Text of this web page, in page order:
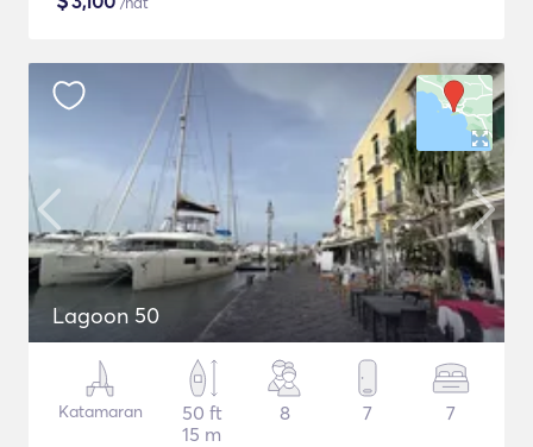
Lagoon 50
Katamaran
50 ft
15 m
8 7 7